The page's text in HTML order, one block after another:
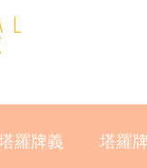
羅牌義 塔羅